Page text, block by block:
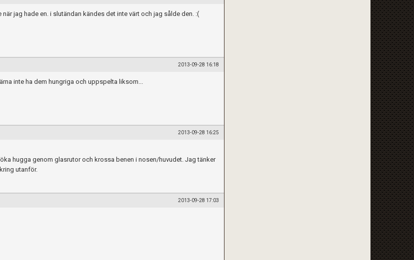
jag hade en. i slutändan kändes det inte värt och jag sålde den. :(
2013-09-28 16:18
inte ha dem hungriga och uppspelta liksom...
2013-09-28 16:25
hugga genom glasrutor och krossa benen i nosen/huvudet. Jag tänker
utanför.
2013-09-28 17:03